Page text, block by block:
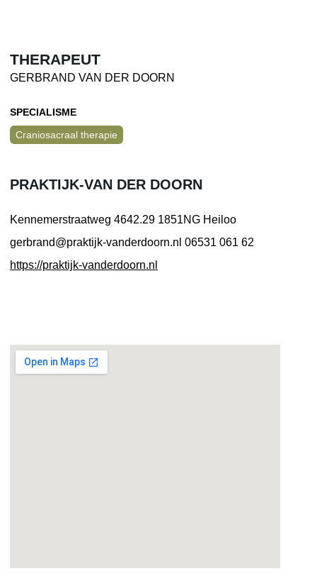
THERAPEUT
GERBRAND VAN DER DOORN
SPECIALISME
Craniosacraal therapie
PRAKTIJK-VAN DER DOORN
Kennemerstraatweg 4642.29 1851NG Heiloo
gerbrand@praktijk-vanderdoorn.nl 06531 061 62
https://praktijk-vanderdoorn.nl